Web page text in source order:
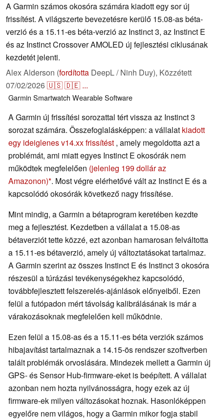
A Garmin számos okosóra számára kiadott egy sor új
frissítést. A világszerte bevezetésre kerülő 15.08-as béta-
verzió és a 15.11-es béta-verzió az Instinct 3, az Instinct E
és az Instinct Crossover AMOLED új fejlesztési ciklusának
kezdetét jelenti.
Alex Alderson (fordította DeepL / Ninh Duy), Közzétett
07/02/2026🇺🇸🇩🇪 ...
Garmin Smartwatch WearableSoftware
A Garmin új frissítési sorozattal tért vissza az Instinct 3
sorozat számára. Összefoglalásképpen: a vállalat kiadott
egy ideiglenes v14.xx frissítést , amely megoldotta azt a
problémát, ami miatt egyes Instinct E okosórák nem
működtek megfelelően (jelenleg 199 dollár az
Amazonon) . Most végre elérhetővé vált az Instinct E és a
kapcsolódó okosórák következő nagy frissítése.
Mint mindig, a Garmin a bétaprogram keretében kezdte
meg a fejlesztést. Kezdetben a vállalat a 15.08-as
bétaverziót tette közzé, ezt azonban hamarosan felváltotta
a 15.11-es bétaverzió, amely új változtatásokat tartalmaz.
A Garmin szerint az összes Instinct E és Instinct 3 okosóra
részesül a túrázási tevékenységekhez kapcsolódó,
továbbfejlesztett felszerelés-ajánlások előnyeiből. Ezen
felül a futópadon mért távolság kalibrálásának is már a
várakozásoknak megfelelően kell működnie.
Ezen felül a 15.08-as és a 15.11-es béta verziók számos
hibajavítást tartalmaznak a 14.15-ös rendszer szoftverben
talált problémák orvoslására. Mindezek mellett a Garmin új
GPS- és Sensor Hub-firmware-eket is beépített. A vállalat
azonban nem hozta nyilvánosságra, hogy ezek az új
firmware-ek milyen változásokat hoznak. Hasonlóképpen
egyelőre nem világos, hogy a Garmin mikor fogja stabil